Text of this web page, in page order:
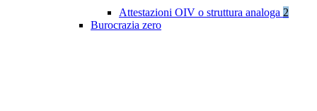
Attestazioni OIV o struttura analoga 2
Burocrazia zero